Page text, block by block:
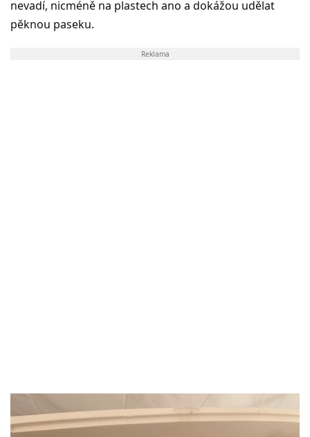
nevadí, nicméně na plastech ano a dokážou udělat
pěknou paseku.
Reklama